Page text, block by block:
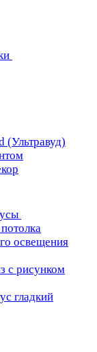
освещения
с рисунком
гладкий